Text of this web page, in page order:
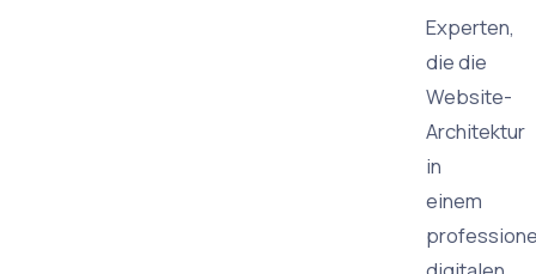
Experten,
die die
Website-
Architektur
in
einem